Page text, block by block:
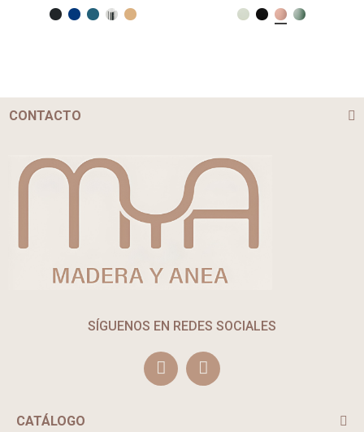
CONTACTO
SÍGUENOS EN REDES SOCIALES
CATÁLOGO